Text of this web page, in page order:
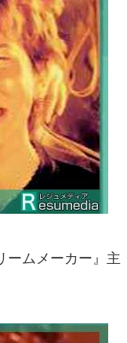
ームメーカー』主